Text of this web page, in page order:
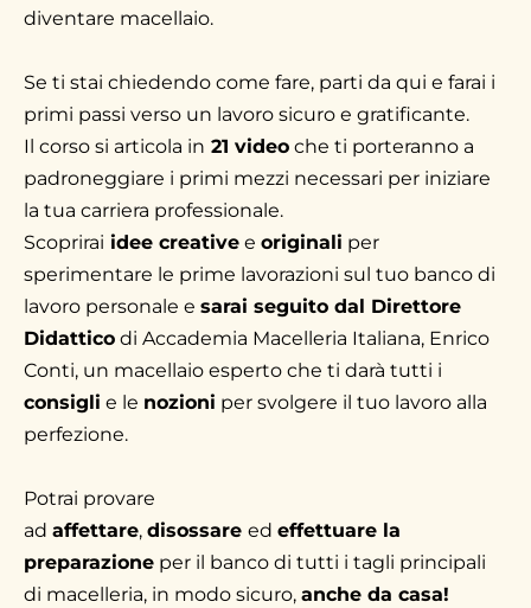
diventare macellaio.
Se ti stai chiedendo come fare, parti da qui e farai i
primi passi verso un lavoro sicuro e gratificante.
Il corso si articola in 21 video che ti porteranno a
padroneggiare i primi mezzi necessari per iniziare
la tua carriera professionale.
Scoprirai idee creative e originali per
sperimentare le prime lavorazioni sul tuo banco di
lavoro personale e sarai seguito dal Direttore
Didattico di Accademia Macelleria Italiana, Enrico
Conti, un macellaio esperto che ti darà tutti i
consigli e le nozioni per svolgere il tuo lavoro alla
perfezione.
Potrai provare
ad affettare, disossare ed effettuare la
preparazione per il banco di tutti i tagli principali
di macelleria, in modo sicuro, anche da casa!